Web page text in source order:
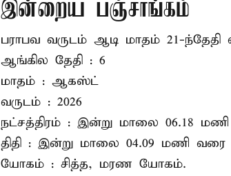
இன்றைய பஞ்சாங்கம்
பராபவ வருடம் ஆடி மாதம் 21-ந்தேதி
ஆங்கில தேதி : 6
மாதம் : ஆகஸ்ட்
வருடம் : 2026
நட்சத்திரம் : இன்று மாலை 06.18
திதி : இன்று மாலை 04.09 மணி
யோகம் : சித்த, மரண யோகம்.